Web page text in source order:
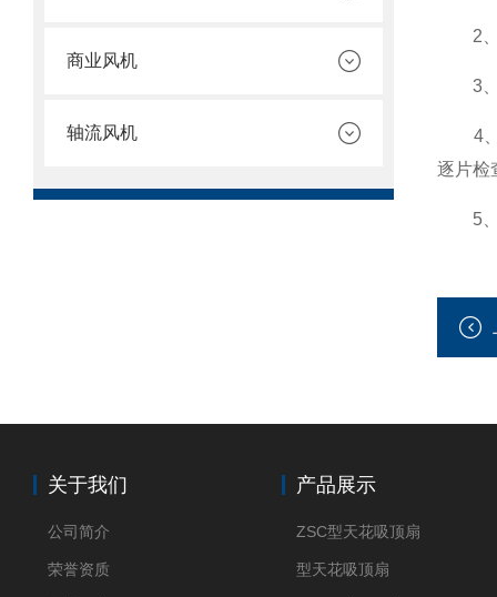
商业风机
轴流风机
2、
3、
4、
逐片检
5、
关于我们
公司简介
荣誉资质
产品展示
ZSC型天花吸顶扇
型天花吸顶扇